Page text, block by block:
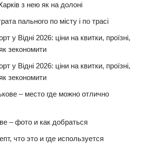
з нею як на долоні
пального по місту і по трасі
у Відні 2026: ціни на квитки, проїзні,
зекономити
у Відні 2026: ціни на квитки, проїзні,
зекономити
– место где можно отлично
– фото и как добраться
что это и где используется